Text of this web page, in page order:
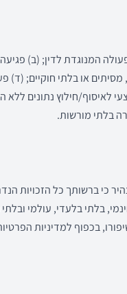
המנוגדת לדין; (ב) פגיעה
מסיתים או בלתי חוקיים; (ד)
חילוץ נתונים ללא
בלתי מורשות.
ברשותך כל הזכויות
בלתי בלעדי, עולמי
בכפוף למדיניות